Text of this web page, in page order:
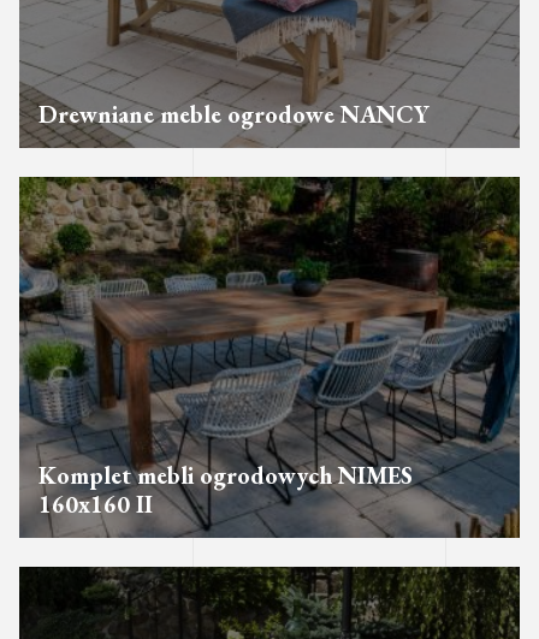
Drewniane meble ogrodowe NANCY
Komplet mebli ogrodowych NIMES
160x160 II